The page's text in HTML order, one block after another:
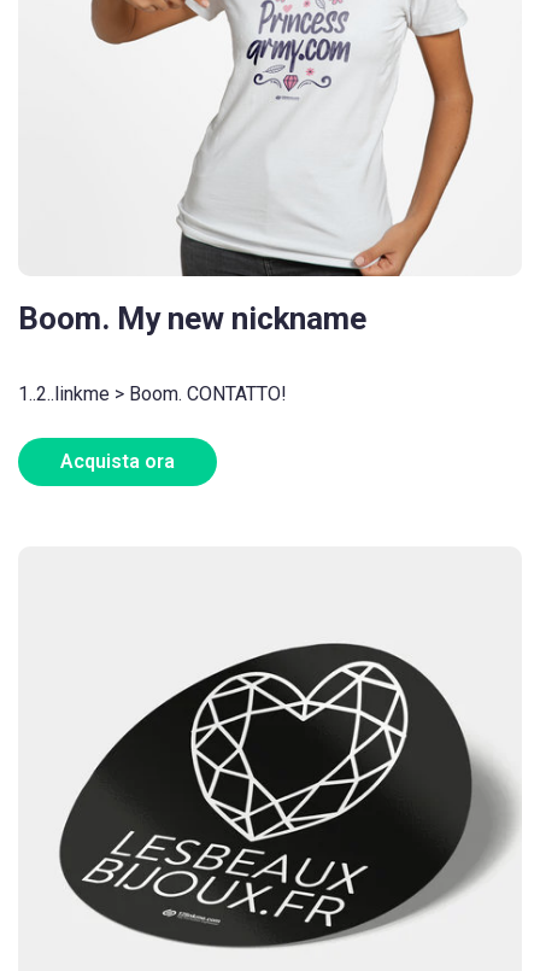
Boom. My new nickname
1..2..linkme > Boom. CONTATTO!
Acquista ora